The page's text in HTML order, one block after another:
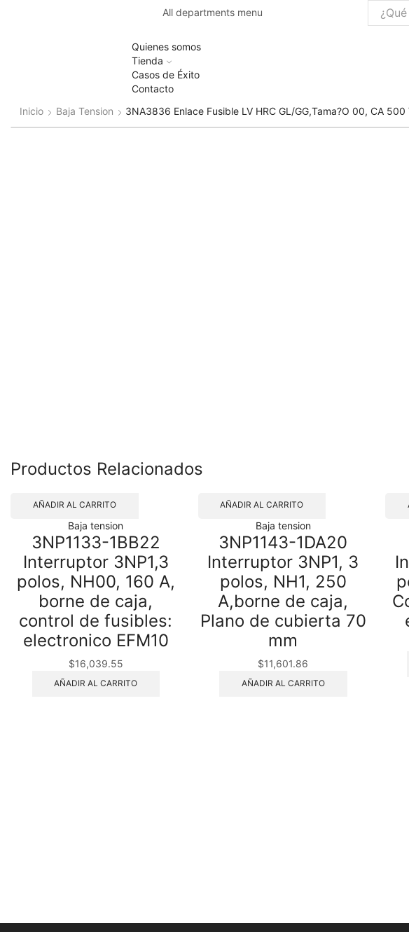
All departments menu
Search
Quienes somos
Tienda
Casos de Éxito
Contacto
Inicio Baja Tension 3NA3836 Enlace Fusible LV HRC GL/GG,tama?o 00, CA 500
Productos Relacionados
AÑADIR AL CARRITO
Baja tension
3NP1133-1BB22
Interruptor 3NP1,3
polos, NH00, 160 A,
borne de caja,
control de fusibles:
electronico EFM10
$16,039.55
AÑADIR AL CARRITO
AÑADIR AL CARRITO
Baja tension
3NP1143-1DA20
Interruptor 3NP1, 3
polos, NH1, 250
A,borne de caja,
Plano de cubierta 70
mm
$11,601.86
AÑADIR AL CARRITO